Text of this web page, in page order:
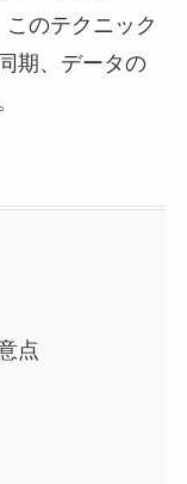
のテクニック
期、データの
点